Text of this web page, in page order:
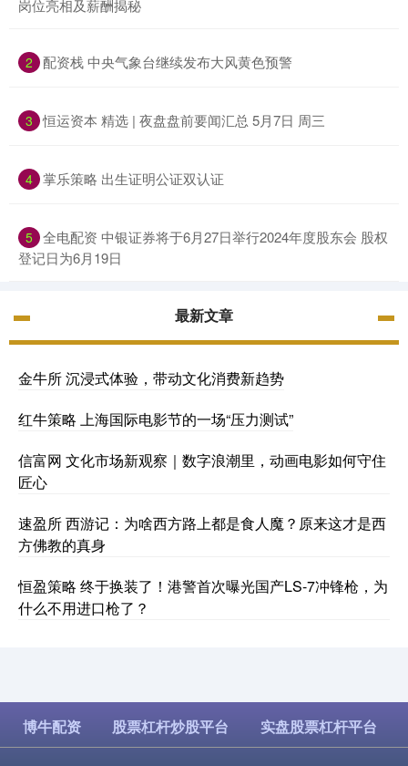
岗位亮相及薪酬揭秘
2 配资栈 中央气象台继续发布大风黄色预警
3 恒运资本 精选 | 夜盘盘前要闻汇总 5月7日 周三
4 掌乐策略 出生证明公证双认证
5 全电配资 中银证券将于6月27日举行2024年度股东会 股权
登记日为6月19日
最新文章
金牛所 沉浸式体验，带动文化消费新趋势
红牛策略 上海国际电影节的一场“压力测试”
信富网 文化市场新观察｜数字浪潮里，动画电影如何守住
匠心
速盈所 西游记：为啥西方路上都是食人魔？原来这才是西
方佛教的真身
恒盈策略 终于换装了！港警首次曝光国产LS-7冲锋枪，为
什么不用进口枪了？
博牛配资 股票杠杆炒股平台 实盘股票杠杆平台